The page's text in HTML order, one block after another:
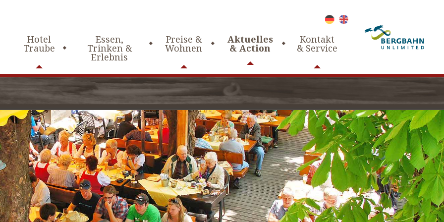
Hotel
Traube
Essen,
Trinken &
Erlebnis
Preise &
Wohnen
Aktuelles
& Action
Kontakt
& Service